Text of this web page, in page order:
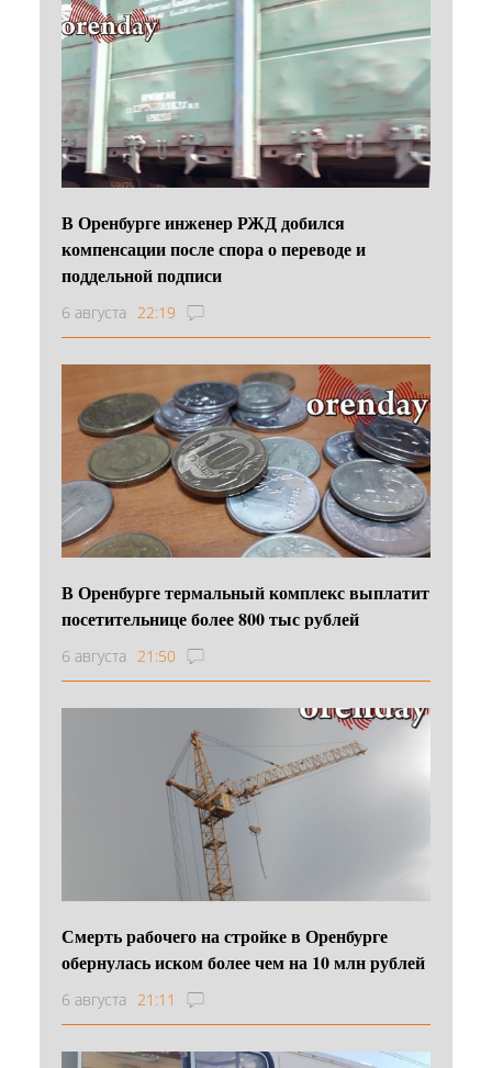
В Оренбурге инженер РЖД добился
компенсации после спора о переводе и
поддельной подписи
6 августа 22:19
В Оренбурге термальный комплекс выплатит
посетительнице более 800 тыс рублей
6 августа 21:50
Смерть рабочего на стройке в Оренбурге
обернулась иском более чем на 10 млн рублей
6 августа 21:11